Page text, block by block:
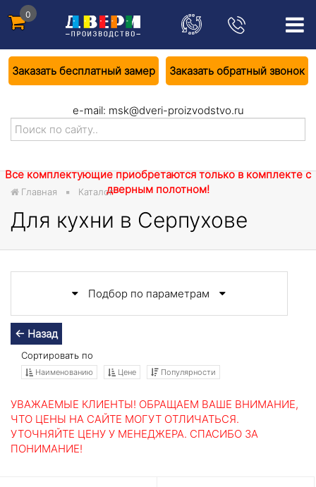
0
Заказать бесплатный замер Заказать обратный звонок
e-mail: msk@dveri-proizvodstvo.ru
Все комплектующие приобретаются только в комплекте с
дверным полотном!
Главная Каталог
Для кухни в Серпухове
Подбор по параметрам
← Назад
Сортировать по
Наименованию Цене Популярности
УВАЖАЕМЫЕ КЛИЕНТЫ! ОБРАЩАЕМ ВАШЕ ВНИМАНИЕ,
ЧТО ЦЕНЫ НА САЙТЕ МОГУТ ОТЛИЧАТЬСЯ.
УТОЧНЯЙТЕ ЦЕНУ У МЕНЕДЖЕРА. СПАСИБО ЗА
ПОНИМАНИЕ!